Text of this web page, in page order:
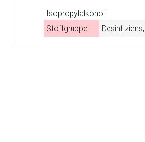
Isopropylalkohol
Stoffgruppe